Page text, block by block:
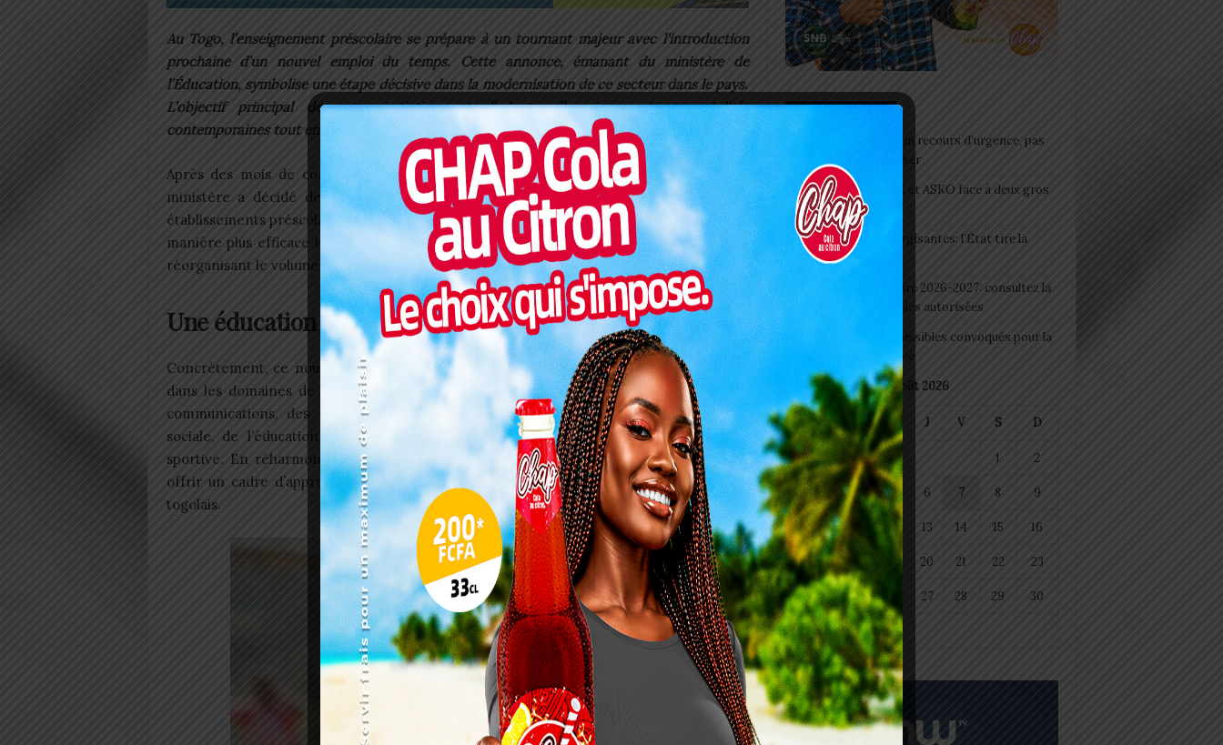
Au Togo, l’enseignement préscolaire se prépare à un tournant majeur avec l’introduction
prochaine d’un nouvel emploi du temps. Cette annonce, émanant du ministère de
l’Éducation, symbolise une étape décisive dans la modernisation de ce secteur dans le pays.
L’objectif principal de cette initiative est d’adapter l’enseignement aux réalités
contemporaines tout en facilitant le travail des éducateurs et éducatrices.
Après des mois de concertations avec les principaux acteurs du secteur éducatif, le
ministère a décidé de procéder à une mise à jour de l’emploi du temps dans les
établissements préscolaires à travers tout le pays. Cette actualisation vise à intégrer de
manière plus efficace les nouveaux champs de formation élaborés depuis 2014, tout en
réorganisant le volume horaire des différentes disciplines.
Une éducation adaptées aux réalités de notre temps
Concrètement, ce nouvel emploi du temps prend en compte les évolutions récentes
dans les domaines de l’éducation, notamment l’importance croissante des langues et
communications, des mathématiques, des sciences et technologies, de l’éducation
sociale, de l’éducation artistique et culturelle, ainsi que de l’éducation physique et
sportive. En réharmonisant le volume horaire de ces disciplines, le ministère espère
offrir un cadre d’apprentissage plus équilibré et plus adapté aux besoins des enfants
togolais.
Articles récents
Pilule du lendemain : un recours d’urgence, pas
une habitude à banaliser
Interclubs CAF: ASCK et ASKO face à deux gros
morceaux
Togo/ Boissons énergisantes: l’État tire la
sonnette d’alarme
Togo/ Rentrée scolaire 2026-2027: consultez la
liste officielle des écoles autorisées
ESSAL 2026 : les admissibles convoqués pour la
visite médicale à Lomé
août 2026
L M M J V S D
1 2
3 4 5 6 7 8 9
10 11 12 13 14 15 16
17 18 20 21 22 23
24 25 26 27 28 29 30
31
« Juil